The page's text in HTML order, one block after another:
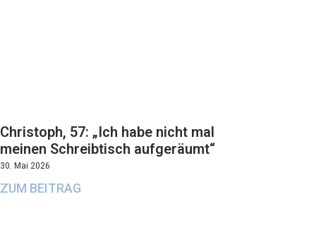
Christoph, 57: „Ich habe nicht mal
meinen Schreibtisch aufgeräumt“
30. Mai 2026
ZUM BEITRAG